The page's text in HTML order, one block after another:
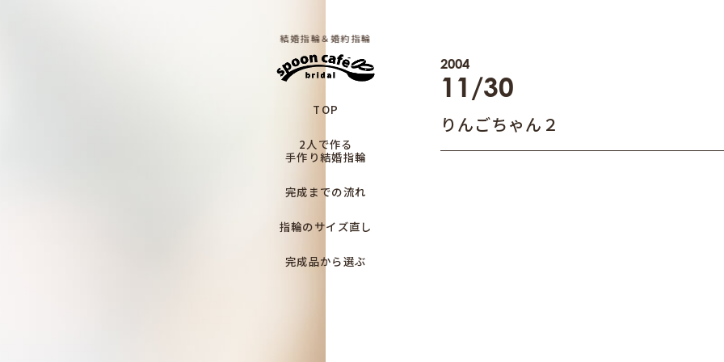
結婚指輪＆婚約指輪
TOP
2人で作る
手作り結婚指輪
完成までの流れ
指輪のサイズ直し
完成品から選ぶ
りんごちゃん２
2004
11/30